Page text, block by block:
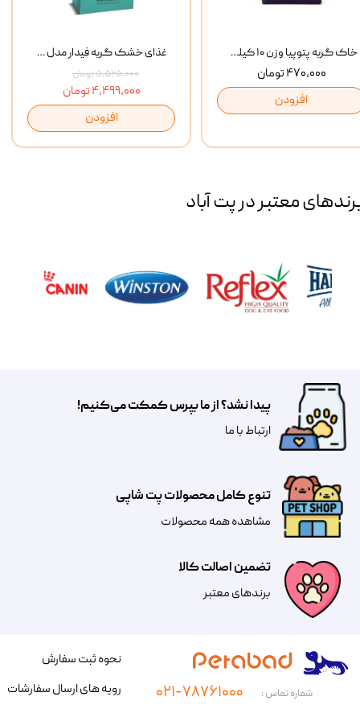
غذای خشک گربه فیدار مدل Adult وزن 10 کیلوگرم
۵,۵۲۵,۰۰۰ تومان
۴,۴۹۹,۰۰۰ تومان
افزودن
خاک گربه پتوپیا وزن ۱۰ کیلوگرم
۴۷۰,۰۰۰ تومان
افزودن
معتبر در پت آباد
تضمین اصالت کالا
​​برندهای معتبر​​​​​​​
تنوع کامل محصولات پت شاپی
مشاهده همه محصولات
پیدا نشد؟ از ما بپرس کمکت می‌کنیم!
​​​ارتباط با ما
شماره تماس : ۰۲۱-۷۸۷۶۱۰۰۰
نحوه ثبت سفارش
رویه های ارسال سفارشات